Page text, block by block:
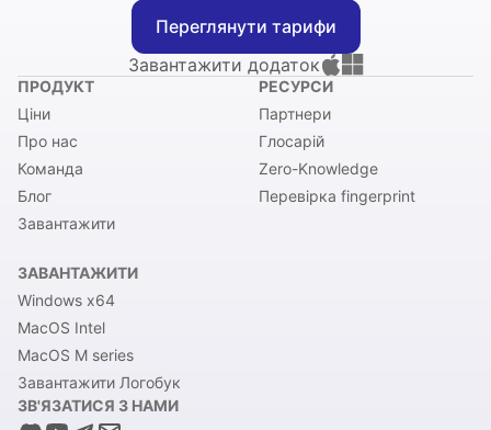
Переглянути тарифи
Завантажити додаток
ПРОДУКТ
Ціни
Про нас
Команда
Блог
Завантажити
РЕСУРСИ
Партнери
Глосарій
Zero-Knowledge
Перевірка fingerprint
ЗАВАНТАЖИТИ
Windows x64
MacOS Intel
MacOS M series
Завантажити Логобук
ЗВ'ЯЗАТИСЯ З НАМИ